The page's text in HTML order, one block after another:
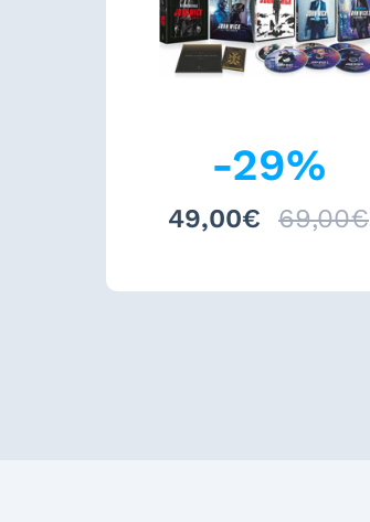
-29%
49,00€ 69,00€